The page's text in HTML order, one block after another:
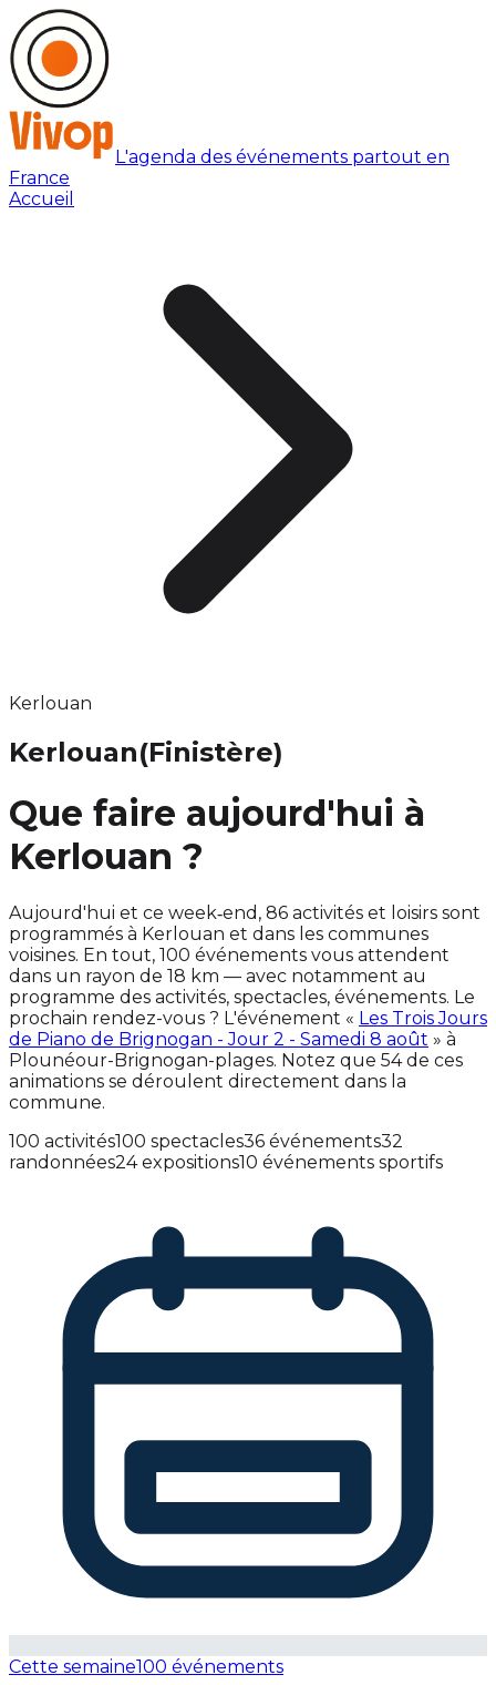
L'agenda des événements partout en
France
Accueil
Kerlouan
Kerlouan(Finistère)
Que faire aujourd'hui à
Kerlouan ?
Aujourd'hui et ce week‑end, 86 activités et loisirs sont
programmés à Kerlouan et dans les communes
voisines. En tout, 100 événements vous attendent
dans un rayon de 18 km — avec notamment au
programme des activités, spectacles, événements. Le
prochain rendez-vous ? L'événement « Les Trois Jours
de Piano de Brignogan - Jour 2 - Samedi 8 août » à
Plounéour-Brignogan-plages. Notez que 54 de ces
animations se déroulent directement dans la
commune.
100 activités100 spectacles36 événements32
randonnées24 expositions10 événements sportifs
Cette semaine100 événements